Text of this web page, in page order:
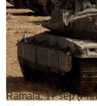
Ramala, 17 sep